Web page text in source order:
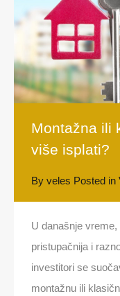
Montažna ili
više isplati?
By veles Posted in
U današnje
pristupačnija i
investitori se
montažnu ili